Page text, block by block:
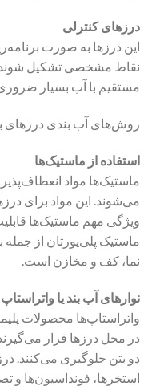
درزهای کنترلی
این درزها به صورت
نقاط مشخصی تشکیل شوند.
مستقیم با آب بسیار
روش‌های آب بندی درزهای
استفاده از ماستیک‌ها
ماستیک‌ها مواد
می‌شوند. این مواد برای
ویژگی مهم ماستیک‌ها
ماستیک پلی‌یورتان از جمله
نما، کف و مخازن است.
نوارهای آب بند یا واتراستاپ
در محل درزها قرار
دو بتن جلوگیری می‌کنند.
استخرها، فونداسیون‌ها و